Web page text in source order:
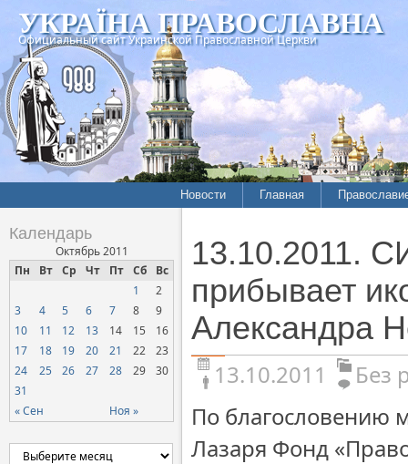
УКРАЇНА ПРАВОСЛАВНА
Официальный сайт Украинской Православной Церкви
Новости Главная
Календарь
Октябрь 2011
Пн
Вт Ср Чт Пт Сб Вс
« Сен Ноя »
1
2
3
4 5 6 7 8
9
10
11 12 13 14 15
16
17
18 19 20 21 22
23
24
25 26 27 28 29
30
31
13.10.2011.
прибывает
Александра
13.10.2011
Без
По благословению
Лазаря Фонд